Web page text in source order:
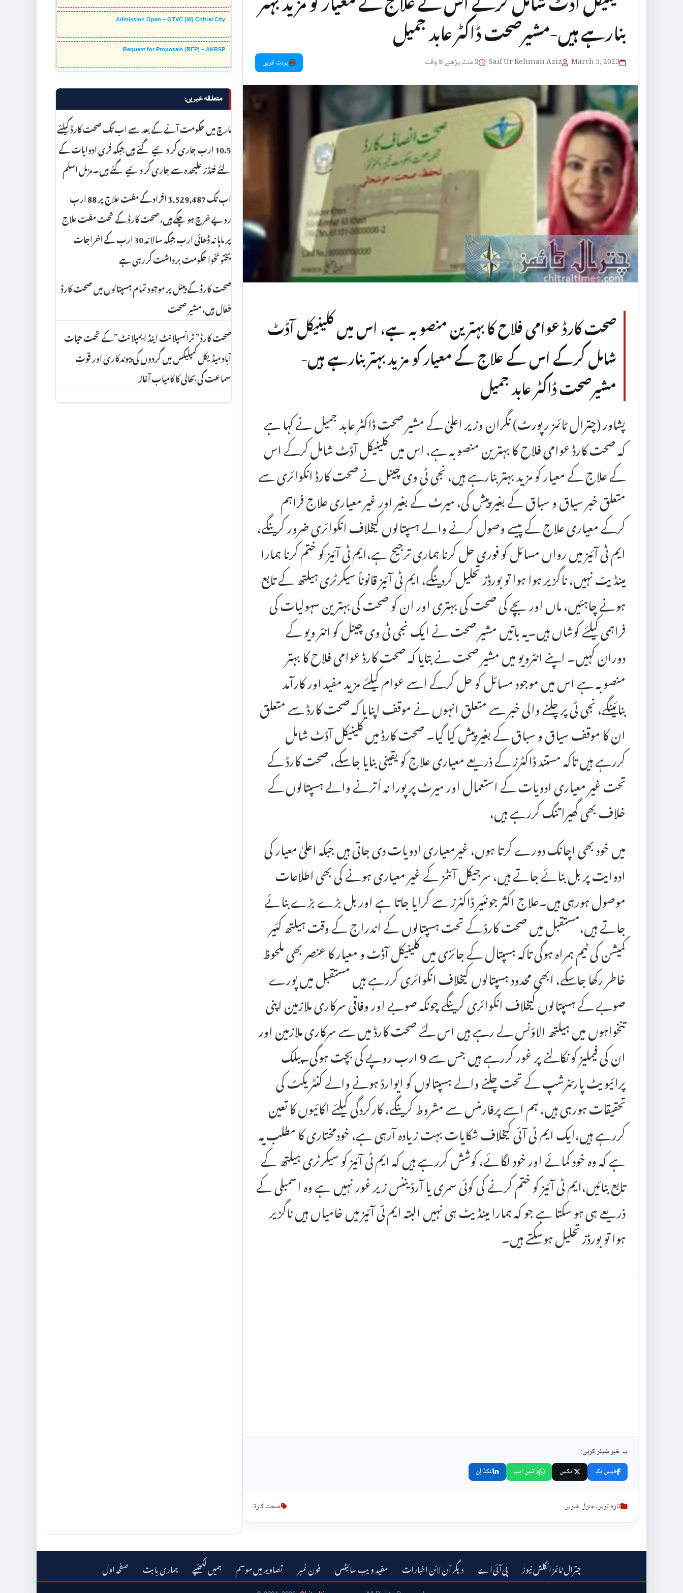
Admission Open – GTVC (W) Chitral City
Request for Proposals (RFP) – AKRSP
متعلقہ خبریں:
مارچ میں حکومت آنے کے بعد سے اب تک صحت کارڈ کیلئے
10.5 ارب جاری کر دئیے گئے ہیں جبکہ فری ادوایات کے
لئے فنڈز علیحدہ سے جاری کر دئیے گئے ہیں۔مزمل اسلم
اب تک 3,529,487 افراد کے مفت علاج پر 88 ارب
روپے خرچ ہوچکے ہیں، صحت کارڈ کے تحت مفت علاج
پر ماہانہ ڈھائی ارب جبکہ سالانہ 30 ارب کے اخراجات
پختونخوا حکومت برداشت کررہی ہے
صحت کارڈ کے پینل پر موجود تمام ہسپتالوں میں صحت کارڈ
فعال ہیں، مشیر صحت
صحت کارڈ” ٹرانسپلانٹ اینڈ ایمپلانٹ” کے تحت حیات
آباد میڈیکل کمپلیکس میں گردوں کی پیوندکاری اور قوتِ
سماعت کی بحالی کا کامیاب آغاز
بنارہے ہیں-مشیرصحت ڈاکٹر عابد جمیل
March 5, 2023
•
Saif Ur Rehman Aziz
• 3 منٹ پڑھنے کا وقت پرنٹ کریں
صحت کارڈ عوامی فلاح کا بہترین منصوبہ ہے، اس میں کلینیکل آڈٹ
شامل کرکے اس کے علاج کے معیار کو مزید بہتر بنارہے ہیں-
مشیرصحت ڈاکٹر عابد جمیل
پشاور (چترال ٹائمز رپورٹ) نگران وزیر اعلیٰ کے مشیر صحت ڈاکٹر عابد جمیل نے کہا ہے
کہ صحت کارڈ عوامی فلاح کا بہترین منصوبہ ہے، اس میں کلینیکل آڈٹ شامل کرکے اس
کے علاج کے معیار کو مزید بہتر بنارہے ہیں، نجی ٹی وی چینل نے صحت کارڈ انکوائری سے
متعلق خبر سیاق و سباق کے بغیر پیش کی، میرٹ کے بغیر اور غیر معیاری علاج فراہم
کرکے معیاری علاج کے پیسے وصول کرنے والے ہسپتالوں کیخلاف انکوائری ضرور کرینگے،
ایم ٹی آئیز میں رواں مسائل کو فوری حل کرنا ہماری ترجیح ہے،ایم ٹی آئیز کو ختم کرنا ہمارا
مینڈیٹ نہیں، ناگزیر ہوا ہوا تو بورڈز تحلیل کردینگے، ایم ٹی آئیز قانوناً سیکرٹری ہیلتھ کے تابع
ہونے چاہئیں، ماں اور بچے کی صحت کی بہتری اور ان کو صحت کی بہترین سہولیات کی
فراہمی کیلئے کوشاں ہیں۔یہ باتیں مشیر صحت نے ایک نجی ٹی وی چینل کو انٹر ویو کے
دوران کہیں۔ اپنے انٹرویو میں مشیر صحت نے بتایا کہ صحت کارڈ عوامی فلاح کا بہتر
منصوبہ ہے اس میں موجود مسائل کو حل کرکے اسے عوام کیلئے مزید مفید اور کارآمد
بنائینگے، نجی ٹی پر چلنے والی خبر سے متعلق انہوں نے موقف اپنایا کہ صحت کارڈ سے متعلق
ان کا موقف سیاق و سباق کے بغیر پیش کیا گیا۔ صحت کارڈ میں کلینیکل آڈٹ شامل
کررہے ہیں تاکہ مستند ڈاکٹرز کے ذریعے معیاری علاج کو یقینی بنایا جاسکے، صحت کارڈ کے
تحت غیر معیاری ادویات کے استعمال اور میرٹ پر پورا نہ اُترنے والے ہسپتالوں کے
خلاف بھی گھیرا تنگ کررہے ہیں،
میں خود بھی اچانک دورے کرتا ہوں، غیرمعیاری ادویات دی جاتی ہیں جبکہ اعلیٰ معیار کی
ادوایت پر بل بنائے جاتے ہیں، سرجیکل آئٹمز کے غیر معیاری ہونے کی بھی اطلاعات
موصول ہورہی ہیں۔علاج اکثر جونئیر ڈاکٹرز سے کرایا جاتا ہے اور بل بڑے بڑے بنائے
جاتے ہیں،مستقبل میں صحت کارڈ کے تحت ہسپتالوں کے اندراج کے وقت ہیلتھ کئیر
کمیشن کی ٹیم ہمراہ ہوگی تاکہ ہسپتال کے جائزی میں کلینیکل آڈٹ و معیار کا عنصر بھی ملحوظ
خاطر رکھا جاسکے، ابھی محدود ہسپتالوں کیخلاف انکوائری کررہے ہیں مستقبل میں پورے
صوبے کے ہسپتالوں کیخلاف انکوائری کرینگے چونکہ صوبے اور وفاقی سرکاری ملازمین اپنی
تنخواہوں میں ہیلتھ الاؤنس لے رہے ہیں اس لئے صحت کارڈ میں سے سرکاری ملازمین اور
ان کی فیملیز کو نکالنے پر غور کررہے ہیں جس سے 9 ارب روپے کی بچت ہوگی۔پبلک
پرائیویٹ پارٹنرشپ کے تحت چلنے والے ہسپتالوں کو ایوارڈ ہونے والے کنٹریکٹ کی
تحقیقات ہورہی ہیں، ہم اسے پرفارمنس سے مشروط کرینگے، کارکردگی کیلئے اکائیوں کا تعین
کررہے ہیں،ایک ایم ٹی آئی کیخلاف شکایات بہت زیادہ آرہی ہے، خودمختاری کا مطلب یہ
ہے کہ وہ خود کمائے اور خود لگائے، کوشش کررہے ہیں کہ ایم ٹی آئیز کو سیکرٹری ہیلتھ کے
تابع بنائیں،ایم ٹی آئیز کو ختم کرنے کی کوئی سمری یا آرڈیننس زیر غور نہیں ہے وہ اسمبلی کے
ذریعے ہی ہو سکتا ہے جو کہ ہمارا مینڈیٹ ہی نہیں البتہ ایم ٹی آئیز میں خامیاں ہیں ناگزیر
ہوا تو بورڈز تحلیل ہوسکتے ہیں۔
یہ خبر شیئر کریں:
فیس بک ایکس واٹس ایپ لنکڈ اِن
تازہ ترین,جنرل خبریں صحت کارڈ
صفحہ اول ہماری بابت ہمیں لکھئیے تصاویر میں موسم فون نمبر مفید ویب سائیٹس دیگر اؔن لائن اخبارات پی‌آئی‌اے‎ چترال ٹائمز انگلش نیوز